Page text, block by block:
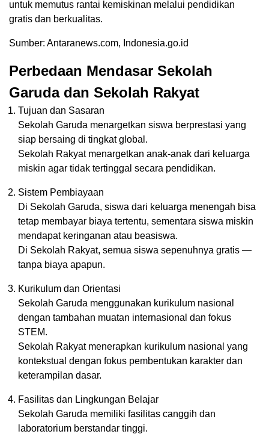
untuk memutus rantai kemiskinan melalui pendidikan
gratis dan berkualitas.
Sumber: Antaranews.com, Indonesia.go.id
Perbedaan Mendasar Sekolah
Garuda dan Sekolah Rakyat
Tujuan dan Sasaran
Sekolah Garuda menargetkan siswa berprestasi yang
siap bersaing di tingkat global.
Sekolah Rakyat menargetkan anak-anak dari keluarga
miskin agar tidak tertinggal secara pendidikan.
Sistem Pembiayaan
Di Sekolah Garuda, siswa dari keluarga menengah bisa
tetap membayar biaya tertentu, sementara siswa miskin
mendapat keringanan atau beasiswa.
Di Sekolah Rakyat, semua siswa sepenuhnya gratis —
tanpa biaya apapun.
Kurikulum dan Orientasi
Sekolah Garuda menggunakan kurikulum nasional
dengan tambahan muatan internasional dan fokus
STEM.
Sekolah Rakyat menerapkan kurikulum nasional yang
kontekstual dengan fokus pembentukan karakter dan
keterampilan dasar.
Fasilitas dan Lingkungan Belajar
Sekolah Garuda memiliki fasilitas canggih dan
laboratorium berstandar tinggi.